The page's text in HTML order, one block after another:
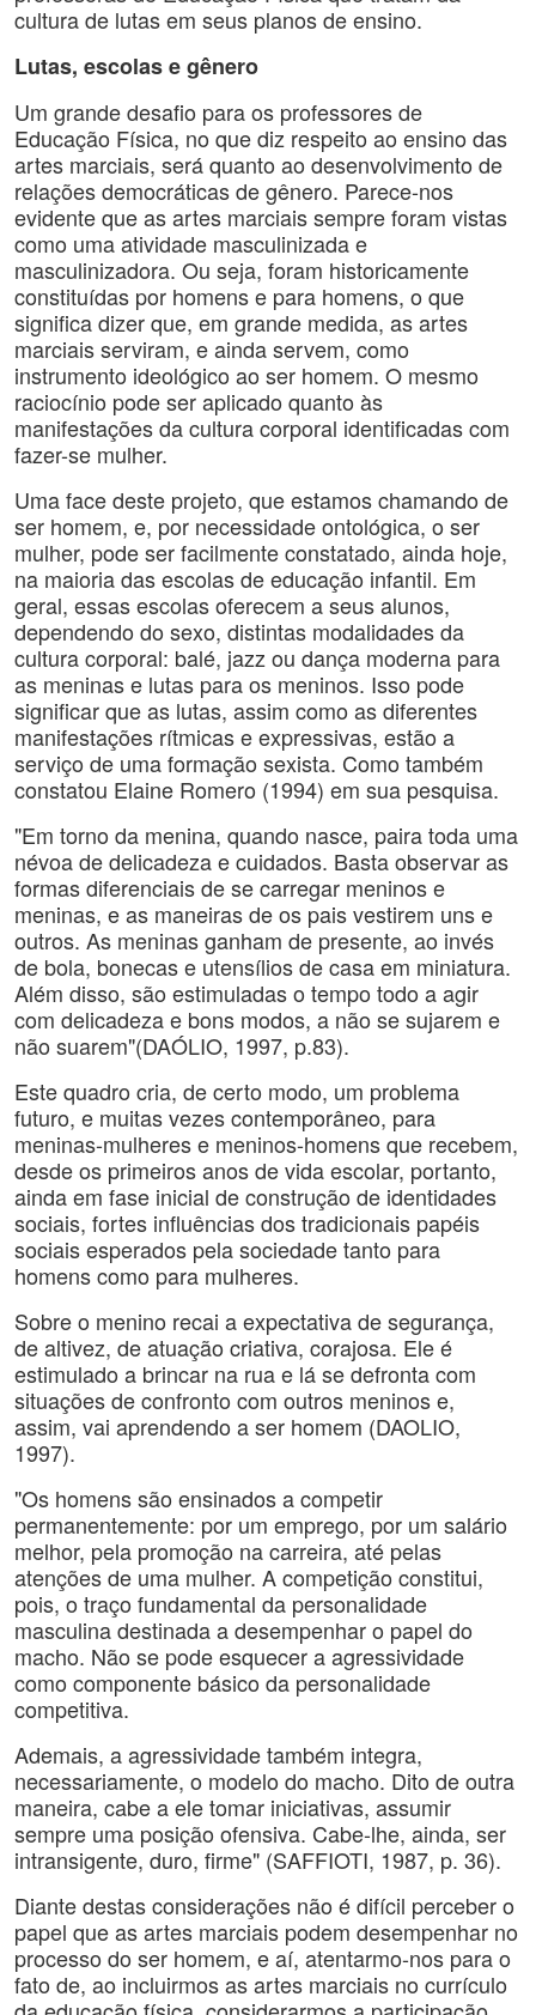
cultura de lutas em seus planos de ensino.
Lutas, escolas e gênero
Um grande desafio para os professores de
Educação Física, no que diz respeito ao ensino das
artes marciais, será quanto ao desenvolvimento de
relações democráticas de gênero. Parece-nos
evidente que as artes marciais sempre foram vistas
como uma atividade masculinizada e
masculinizadora. Ou seja, foram historicamente
constituídas por homens e para homens, o que
significa dizer que, em grande medida, as artes
marciais serviram, e ainda servem, como
instrumento ideológico ao ser homem. O mesmo
raciocínio pode ser aplicado quanto às
manifestações da cultura corporal identificadas com
fazer-se mulher.
Uma face deste projeto, que estamos chamando de
ser homem, e, por necessidade ontológica, o ser
mulher, pode ser facilmente constatado, ainda hoje,
na maioria das escolas de educação infantil. Em
geral, essas escolas oferecem a seus alunos,
dependendo do sexo, distintas modalidades da
cultura corporal: balé, jazz ou dança moderna para
as meninas e lutas para os meninos. Isso pode
significar que as lutas, assim como as diferentes
manifestações rítmicas e expressivas, estão a
serviço de uma formação sexista. Como também
constatou Elaine Romero (1994) em sua pesquisa.
"Em torno da menina, quando nasce, paira toda uma
névoa de delicadeza e cuidados. Basta observar as
formas diferenciais de se carregar meninos e
meninas, e as maneiras de os pais vestirem uns e
outros. As meninas ganham de presente, ao invés
de bola, bonecas e utensílios de casa em miniatura.
Além disso, são estimuladas o tempo todo a agir
com delicadeza e bons modos, a não se sujarem e
não suarem"(DAÓLIO, 1997, p.83).
Este quadro cria, de certo modo, um problema
futuro, e muitas vezes contemporâneo, para
meninas-mulheres e meninos-homens que recebem,
desde os primeiros anos de vida escolar, portanto,
ainda em fase inicial de construção de identidades
sociais, fortes influências dos tradicionais papéis
sociais esperados pela sociedade tanto para
homens como para mulheres.
Sobre o menino recai a expectativa de segurança,
de altivez, de atuação criativa, corajosa. Ele é
estimulado a brincar na rua e lá se defronta com
situações de confronto com outros meninos e,
assim, vai aprendendo a ser homem (DAOLIO,
1997).
"Os homens são ensinados a competir
permanentemente: por um emprego, por um salário
melhor, pela promoção na carreira, até pelas
atenções de uma mulher. A competição constitui,
pois, o traço fundamental da personalidade
masculina destinada a desempenhar o papel do
macho. Não se pode esquecer a agressividade
como componente básico da personalidade
competitiva.
Ademais, a agressividade também integra,
necessariamente, o modelo do macho. Dito de outra
maneira, cabe a ele tomar iniciativas, assumir
sempre uma posição ofensiva. Cabe-lhe, ainda, ser
intransigente, duro, firme" (SAFFIOTI, 1987, p. 36).
Diante destas considerações não é difícil perceber o
papel que as artes marciais podem desempenhar no
processo do ser homem, e aí, atentarmo-nos para o
fato de, ao incluirmos as artes marciais no currículo